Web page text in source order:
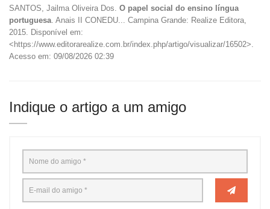
SANTOS, Jailma Oliveira Dos. O papel social do ensino língua
portuguesa . Anais II CONEDU... Campina Grande: Realize Editora,
2015. Disponível em:
<https://www.editorarealize.com.br/index.php/artigo/visualizar/16502>.
Acesso em: 09/08/2026 02:39
Indique o artigo a um amigo